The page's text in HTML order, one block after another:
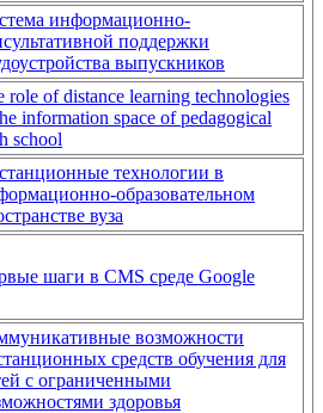
информационно-
поддержки
выпускников
role of distance learning technologies
information space of pedagogical
school
технологии в
образовательном
вуза
шаги в CMS среде Google
возможности
средств обучения для
с ограниченными
здоровья